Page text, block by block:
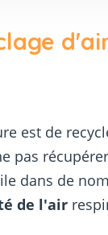
est de
pas
dans de
de l'air